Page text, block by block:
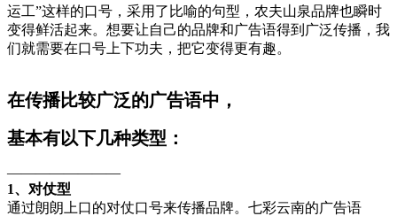
运工”这样的口号，采用了比喻的句型，农夫山泉品牌也瞬时
变得鲜活起来。想要让自己的品牌和广告语得到广泛传播，我
们就需要在口号上下功夫，把它变得更有趣。
在传播比较广泛的广告语中，
基本有以下几种类型：
————————
1、对仗型
通过朗朗上口的对仗口号来传播品牌。七彩云南的广告语